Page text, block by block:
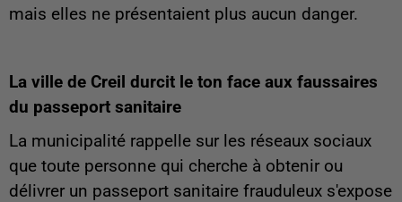
mais elles ne présentaient plus aucun danger.
La ville de Creil durcit le ton face aux faussaires
du passeport sanitaire
La municipalité rappelle sur les réseaux sociaux
que toute personne qui cherche à obtenir ou
délivrer un passeport sanitaire frauduleux s'expose